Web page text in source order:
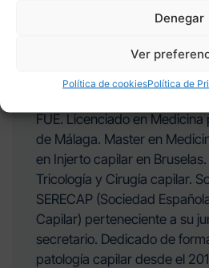
Denegar
Ver
Política de cookiesPolítica de
Dr. Antonio Burgos
FUE. Licenciado en
de Málaga. Master en
en Injerto capilar en
Tricología y Cirugía capilar.
SERECAP (Sociedad
Capilar) perteneciente a su
secretario. Dedicado de
patología capilar desde el